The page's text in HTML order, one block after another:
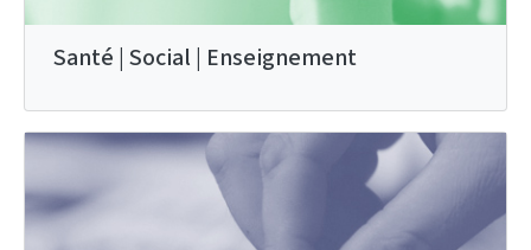
Santé | Social | Enseignement